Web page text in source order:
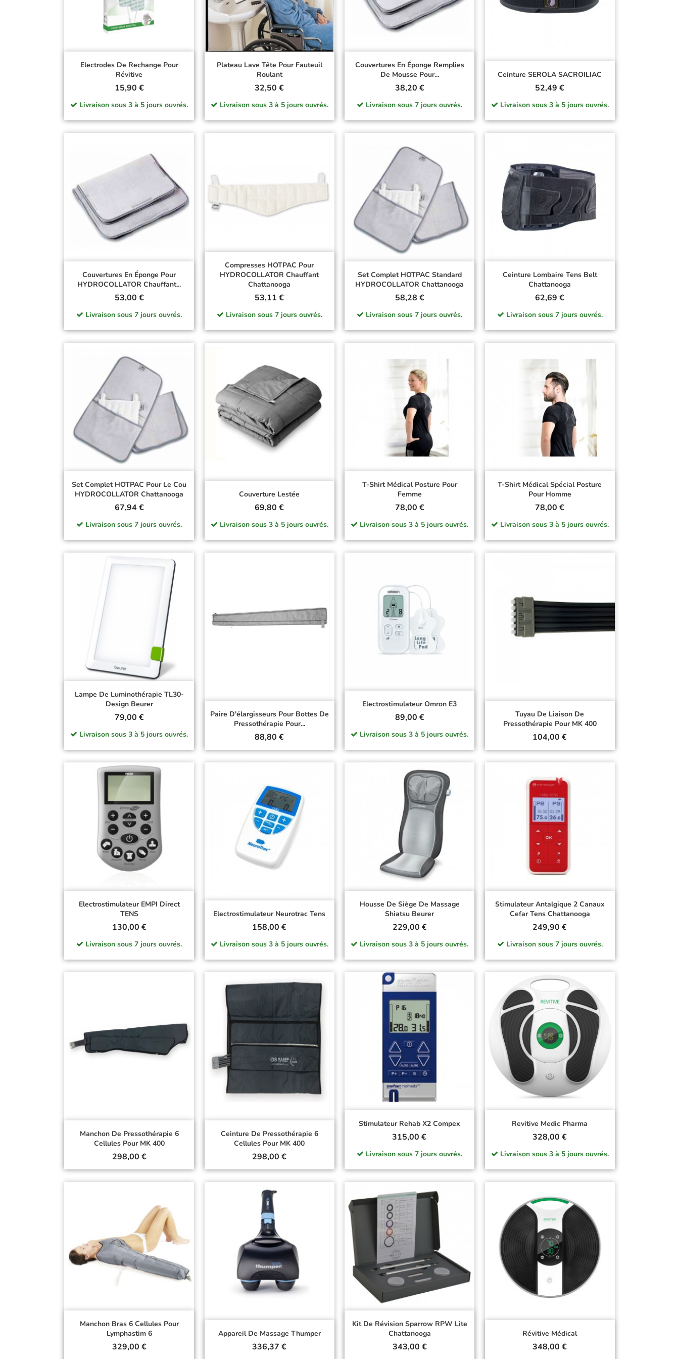
Doctor Life
Electrodes De Rechange Pour
Révitive
Prix
15,90 €
Livraison sous 3 à 5 jours ouvrés.
Plateau Lave Tête Pour Fauteuil
Roulant
Prix
32,50 €
Livraison sous 3 à 5 jours ouvrés.
Couvertures En Éponge Remplies
De Mousse Pour...
Prix
38,20 €
Livraison sous 7 jours ouvrés.
Ceinture SEROLA SACROILIAC
Prix
52,49 €
Livraison sous 3 à 5 jours ouvrés.
Couvertures En Éponge Pour
HYDROCOLLATOR Chauffant...
Prix
53,00 €
Livraison sous 7 jours ouvrés.
Compresses HOTPAC Pour
HYDROCOLLATOR Chauffant
Chattanooga
Prix
53,11 €
Livraison sous 7 jours ouvrés.
Set Complet HOTPAC Standard
HYDROCOLLATOR Chattanooga
Prix
58,28 €
Livraison sous 7 jours ouvrés.
Ceinture Lombaire Tens Belt
Chattanooga
Prix
62,69 €
Livraison sous 7 jours ouvrés.
Set Complet HOTPAC Pour Le Cou
HYDROCOLLATOR Chattanooga
Prix
67,94 €
Livraison sous 7 jours ouvrés.
Couverture Lestée
Prix
69,80 €
Livraison sous 3 à 5 jours ouvrés.
T-Shirt Médical Posture Pour
Femme
Prix
78,00 €
Livraison sous 3 à 5 jours ouvrés.
T-Shirt Médical Spécial Posture
Pour Homme
Prix
78,00 €
Livraison sous 3 à 5 jours ouvrés.
Lampe De Luminothérapie TL30-
Design Beurer
Prix
79,00 €
Livraison sous 3 à 5 jours ouvrés.
Paire D'élargisseurs Pour Bottes De
Pressothérapie Pour...
Prix
88,80 €
Electrostimulateur Omron E3
Prix
89,00 €
Livraison sous 3 à 5 jours ouvrés.
Tuyau De Liaison De
Pressothérapie Pour MK 400
Prix
104,00 €
Electrostimulateur EMPI Direct
TENS
Prix
130,00 €
Livraison sous 7 jours ouvrés.
Electrostimulateur Neurotrac Tens
Prix
158,00 €
Livraison sous 3 à 5 jours ouvrés.
Housse De Siège De Massage
Shiatsu Beurer
Prix
229,00 €
Livraison sous 3 à 5 jours ouvrés.
Stimulateur Antalgique 2 Canaux
Cefar Tens Chattanooga
Prix
249,90 €
Livraison sous 7 jours ouvrés.
Manchon De Pressothérapie 6
Cellules Pour MK 400
Prix
298,00 €
Ceinture De Pressothérapie 6
Cellules Pour MK 400
Prix
298,00 €
Stimulateur Rehab X2 Compex
Prix
315,00 €
Livraison sous 7 jours ouvrés.
Revitive Medic Pharma
Prix
328,00 €
Livraison sous 3 à 5 jours ouvrés.
Manchon Bras 6 Cellules Pour
Lymphastim 6
Prix
329,00 €
Appareil De Massage Thumper
Prix
336,37 €
Kit De Révision Sparrow RPW Lite
Chattanooga
Prix
343,00 €
Révitive Médical
Prix
348,00 €